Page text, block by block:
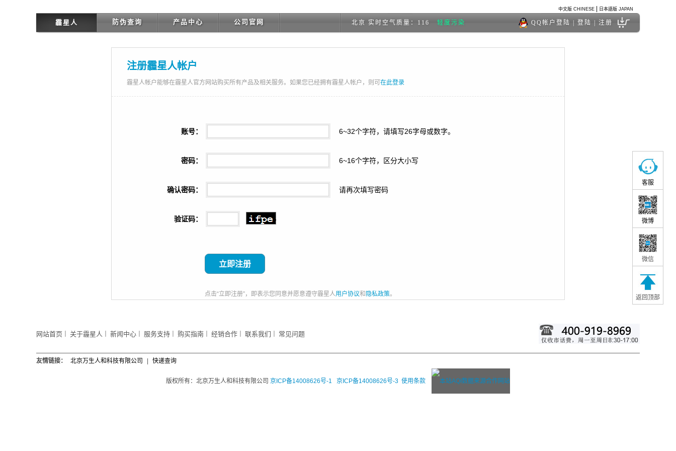
客服
微博
微信
返回顶部
中文版 CHINESE 日本語版 JAPAN
霾星人 防伪查询 产品中心 公司官网 北京 实时空气质量：116 轻度污染 QQ帐户登陆 登陆 注册
注册霾星人帐户
霾星人帐户能够在霾星人官方网站购买所有产品及相关服务。如果您已经拥有霾星人帐户，则可 在此登录
账号： 6~32个字符，请填写26字母或数字。
密码： 6~16个字符，区分大小写
确认密码： 请再次填写密码
验证码：
点击“立即注册”，即表示您同意并愿意遵守霾星人用户协议和 隐私政策。
网站首页 关于霾星人 新闻中心 服务支持 购买指南 经销合作 联系我们 常见问题
友情链接： 北京万生人和科技有限公司 快递查询
版权所有：北京万生人和科技有限公司 京ICP备14008626号-1 京ICP备14008626号-3 使用条款